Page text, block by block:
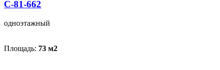
С-81-662
одноэтажный
Площадь: 73 м2